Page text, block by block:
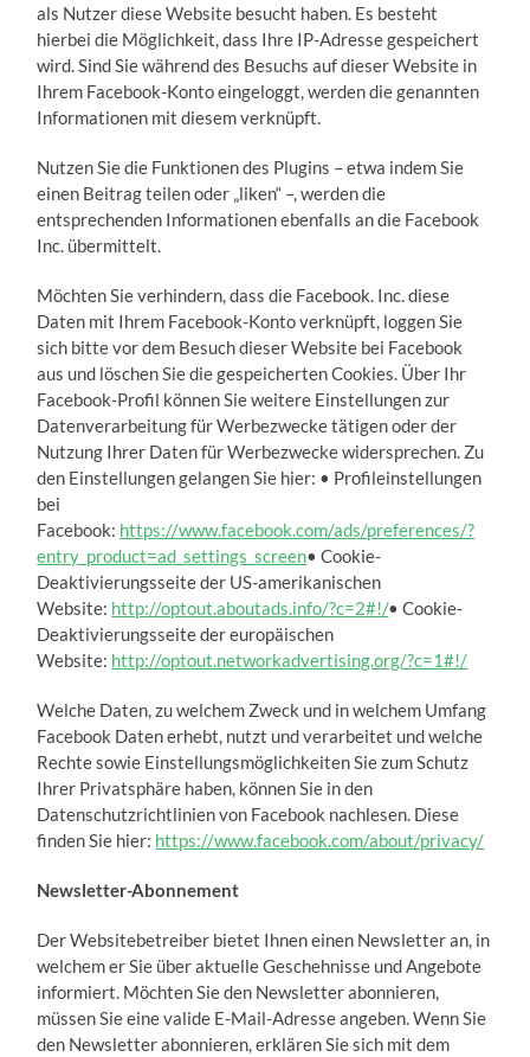
als Nutzer diese Website besucht haben. Es besteht
hierbei die Möglichkeit, dass Ihre IP-Adresse gespeichert
wird. Sind Sie während des Besuchs auf dieser Website in
Ihrem Facebook-Konto eingeloggt, werden die genannten
Informationen mit diesem verknüpft.
Nutzen Sie die Funktionen des Plugins – etwa indem Sie
einen Beitrag teilen oder „liken“ –, werden die
entsprechenden Informationen ebenfalls an die Facebook
Inc. übermittelt.
Möchten Sie verhindern, dass die Facebook. Inc. diese
Daten mit Ihrem Facebook-Konto verknüpft, loggen Sie
sich bitte vor dem Besuch dieser Website bei Facebook
aus und löschen Sie die gespeicherten Cookies. Über Ihr
Facebook-Profil können Sie weitere Einstellungen zur
Datenverarbeitung für Werbezwecke tätigen oder der
Nutzung Ihrer Daten für Werbezwecke widersprechen. Zu
den Einstellungen gelangen Sie hier: • Profileinstellungen
bei
Facebook: https://www.facebook.com/ads/preferences/?
entry_product=ad_settings_screen• Cookie-
Deaktivierungsseite der US-amerikanischen
Website: http://optout.aboutads.info/?c=2#!/• Cookie-
Deaktivierungsseite der europäischen
Website: http://optout.networkadvertising.org/?c=1#!/
Welche Daten, zu welchem Zweck und in welchem Umfang
Facebook Daten erhebt, nutzt und verarbeitet und welche
Rechte sowie Einstellungsmöglichkeiten Sie zum Schutz
Ihrer Privatsphäre haben, können Sie in den
Datenschutzrichtlinien von Facebook nachlesen. Diese
finden Sie hier: https://www.facebook.com/about/privacy/
Newsletter-Abonnement
Der Websitebetreiber bietet Ihnen einen Newsletter an, in
welchem er Sie über aktuelle Geschehnisse und Angebote
informiert. Möchten Sie den Newsletter abonnieren,
müssen Sie eine valide E-Mail-Adresse angeben. Wenn Sie
den Newsletter abonnieren, erklären Sie sich mit dem